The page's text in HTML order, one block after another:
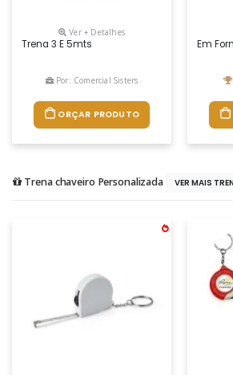
Ver + Detalhes
Trena 3 E 5mts
Por: Comercial Sisters
ORÇAR PRODUTO
Em
Trena chaveiro Personalizada VER MAIS